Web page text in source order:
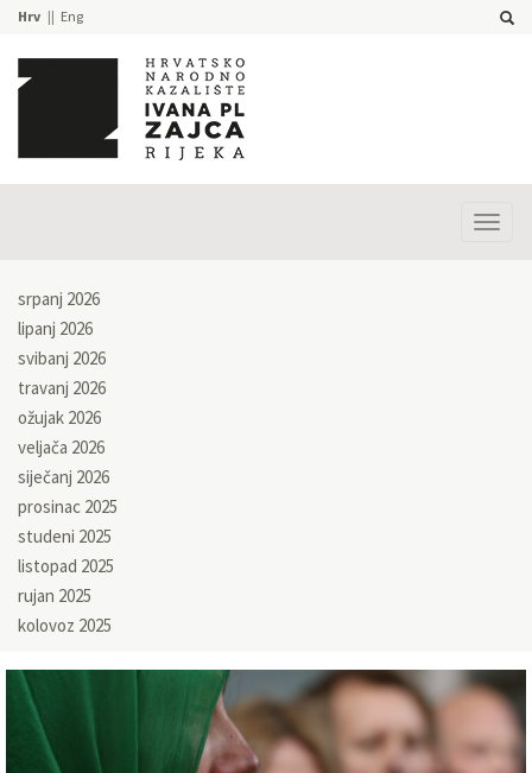
Hrv Eng
srpanj 2026
lipanj 2026
svibanj 2026
travanj 2026
ožujak 2026
veljača 2026
siječanj 2026
prosinac 2025
studeni 2025
listopad 2025
rujan 2025
kolovoz 2025